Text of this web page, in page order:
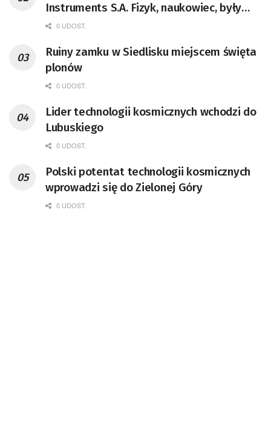
Instruments S.A. Fizyk, naukowiec, były
pracownik CERN w Genewie,
doktor habilitowany nauk fizycznych,
koordynator Rady Sektorowej ds.
Kompetencji Przemysłu Lotniczo-
Badań Kosmicznych i Satelitarnych PAN.
0 UDOST.
Ruiny zamku w Siedlisku miejscem święta
plonów
0 UDOST.
Lider technologii kosmicznych wchodzi do
Lubuskiego
0 UDOST.
Polski potentat technologii kosmicznych
wprowadzi się do Zielonej Góry
0 UDOST.